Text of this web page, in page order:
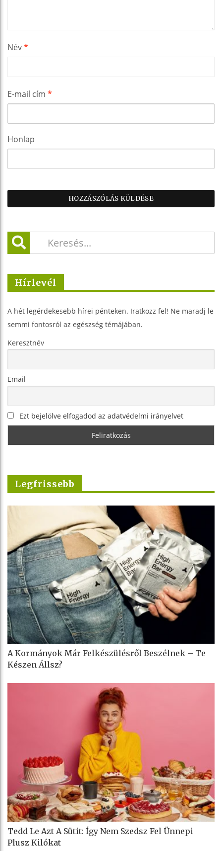
Név*
E-mail cím *
Honlap
Hírlevél
A hét legérdekesebb hírei pénteken. Iratkozz fel! Ne maradj le
semmi fontosról az egészség témájában.
Keresztnév
Email
Ezt bejelölve elfogadod az adatvédelmi irányelvet
Legfrissebb
A Kormányok Már Felkészülésről Beszélnek – Te
Készen Állsz?
Tedd Le Azt A Sütit: Így Nem Szedsz Fel Ünnepi
Plusz Kilókat